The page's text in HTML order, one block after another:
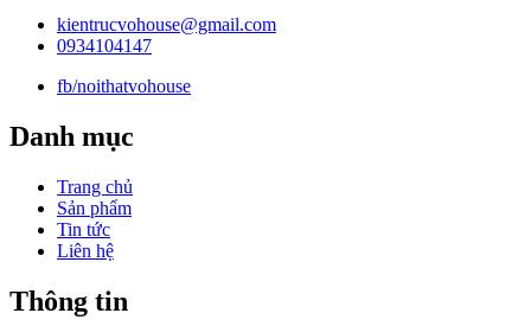
kientrucvohouse@gmail.com
0934104147
fb/noithatvohouse
Danh mục
Trang chủ
Sản phẩm
Tin tức
Liên hệ
Thông tin